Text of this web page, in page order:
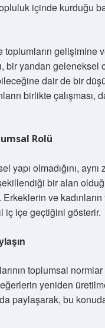
içinde kurduğu
toplumların
bir yandan
dair de bir
birlikte
Rolü
yapı olmadığını,
bir alan
ve
iç içe geçtiğini gösterir.
toplumsal
yeniden
paylaşarak, bu